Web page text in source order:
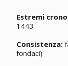
Estremi
1443
Consistenza:
fondaci)